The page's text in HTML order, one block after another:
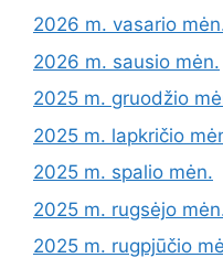
2026 m. vasario
2026 m. sausio mėn.
2025 m. gruodžio
2025 m. lapkričio
2025 m. spalio mėn.
2025 m. rugsėjo
2025 m. rugpjūčio